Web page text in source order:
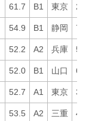
61.7 B1 東京 29
54.9 B1 静岡 73
52.2 A2 兵庫 55
52.0 B1 山口 63
52.7 A1 東京 31
53.5 A2 三重 44